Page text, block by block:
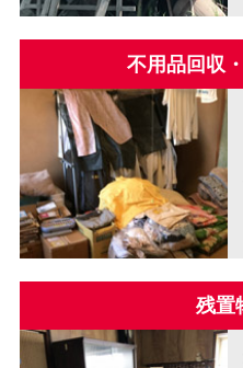
不用品回収
残置